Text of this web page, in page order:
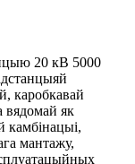
20 кВ 5000
каробкавай
вядомай як
камбінацыі,
мантажу,